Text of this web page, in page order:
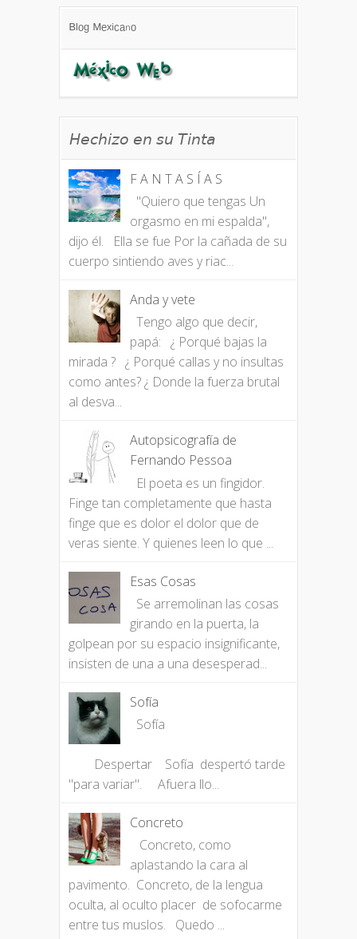
ᴮˡᵒᵍ ᴹᵉˣⁱᶜᵃⁿᵒ
𝘏𝘦𝘤𝘩𝘪𝘻𝘰 𝘦𝘯 𝘴𝘶 𝘛𝘪𝘯𝘵𝘢
F A N T A S Í A S
"Quiero que tengas Un
orgasmo en mi espalda",
dijo él. Ella se fue Por la cañada de su
cuerpo sintiendo aves y riac...
Anda y vete
Tengo algo que decir,
papá: ¿ Porqué bajas la
mirada ? ¿ Porqué callas y no insultas
como antes? ¿ Donde la fuerza brutal
al desva...
Autopsicografía de
Fernando Pessoa
El poeta es un fingidor.
Finge tan completamente que hasta
finge que es dolor el dolor que de
veras siente. Y quienes leen lo que ...
Esas Cosas
Se arremolinan las cosas
girando en la puerta, la
golpean por su espacio insignificante,
insisten de una a una desesperad...
Sofía
Sofía
Despertar Sofía despertó tarde
"para variar". Afuera llo...
Concreto
Concreto, como
aplastando la cara al
pavimento. Concreto, de la lengua
oculta, al oculto placer de sofocarme
entre tus muslos. Quedo ...